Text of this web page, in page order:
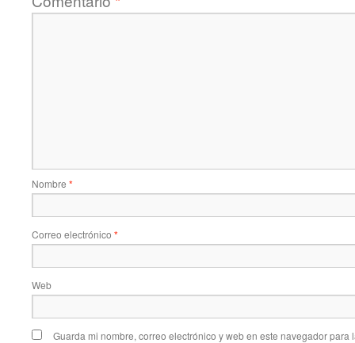
Nombre *
Correo electrónico *
Web
Guarda mi nombre, correo electrónico y web en este navegador para